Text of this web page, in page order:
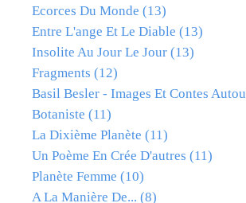
Ecorces Du Monde (13)
Entre L'ange Et Le Diable (13)
Insolite Au Jour Le Jour (13)
Fragments (12)
Basil Besler - Images Et Contes
Botaniste (11)
La Dixième Planète (11)
Un Poème En Crée D'autres (11)
Planète Femme (10)
A La Manière De... (8)